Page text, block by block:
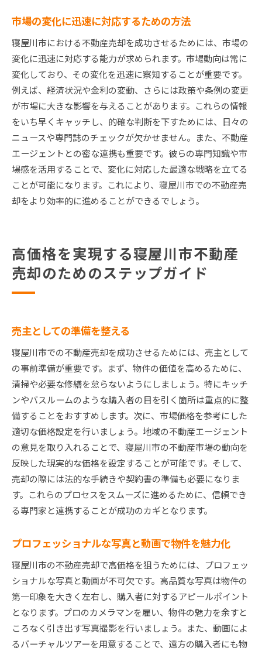
市場の変化に迅速に対応するための方法
寝屋川市における不動産売却を成功させるためには、市場の
変化に迅速に対応する能力が求められます。市場動向は常に
変化しており、その変化を迅速に察知することが重要です。
例えば、経済状況や金利の変動、さらには政策や条例の変更
が市場に大きな影響を与えることがあります。これらの情報
をいち早くキャッチし、的確な判断を下すためには、日々の
ニュースや専門誌のチェックが欠かせません。また、不動産
エージェントとの密な連携も重要です。彼らの専門知識や市
場感を活用することで、変化に対応した最適な戦略を立てる
ことが可能になります。これにより、寝屋川市での不動産売
却をより効率的に進めることができるでしょう。
高価格を実現する寝屋川市不動産
売却のためのステップガイド
売主としての準備を整える
寝屋川市での不動産売却を成功させるためには、売主として
の事前準備が重要です。まず、物件の価値を高めるために、
清掃や必要な修繕を怠らないようにしましょう。特にキッチ
ンやバスルームのような購入者の目を引く箇所は重点的に整
備することをおすすめします。次に、市場価格を参考にした
適切な価格設定を行いましょう。地域の不動産エージェント
の意見を取り入れることで、寝屋川市の不動産市場の動向を
反映した現実的な価格を設定することが可能です。そして、
売却の際には法的な手続きや契約書の準備も必要になりま
す。これらのプロセスをスムーズに進めるために、信頼でき
る専門家と連携することが成功のカギとなります。
プロフェッショナルな写真と動画で物件を魅力化
寝屋川市の不動産売却で高価格を狙うためには、プロフェッ
ショナルな写真と動画が不可欠です。高品質な写真は物件の
第一印象を大きく左右し、購入者に対するアピールポイント
となります。プロのカメラマンを雇い、物件の魅力を余すと
ころなく引き出す写真撮影を行いましょう。また、動画によ
るバーチャルツアーを用意することで、遠方の購入者にも物